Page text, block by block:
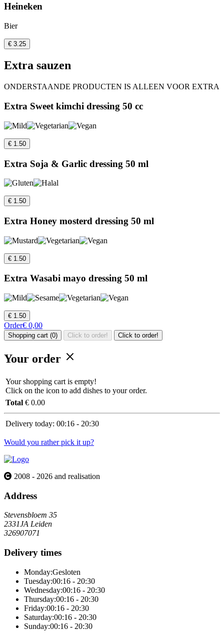
Heineken
Bier
€ 3.25
Extra sauzen
ONDERSTAANDE PRODUCTEN IS ALLEEN VOOR EXTRA
Extra Sweet kimchi dressing 50 cc
€ 1.50
Extra Soja & Garlic dressing 50 ml
€ 1.50
Extra Honey mosterd dressing 50 ml
€ 1.50
Extra Wasabi mayo dressing 50 ml
€ 1.50
Order€ 0,00
Shopping cart (0) Click to order! Click to order!
Your order
Your shopping cart is empty!
Click on the icon to add dishes to your order.
Total € 0.00
Delivery today: 00:16 - 20:30
Would you rather pick it up?
2008 - 2026 and realisation
Address
Stevensbloem 35
2331JA Leiden
326907071
Delivery times
Monday:Gesloten
Tuesday:00:16 - 20:30
Wednesday:00:16 - 20:30
Thursday:00:16 - 20:30
Friday:00:16 - 20:30
Saturday:00:16 - 20:30
Sunday:00:16 - 20:30